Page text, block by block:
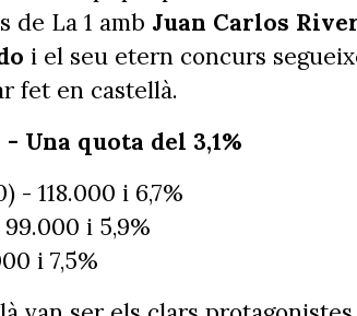
de La 1 amb Juan Carlos
i el seu etern concurs
fet en castellà.
Una quota del 3,1%
- 118.000 i 6,7%
i 5,9%
i 7,5%